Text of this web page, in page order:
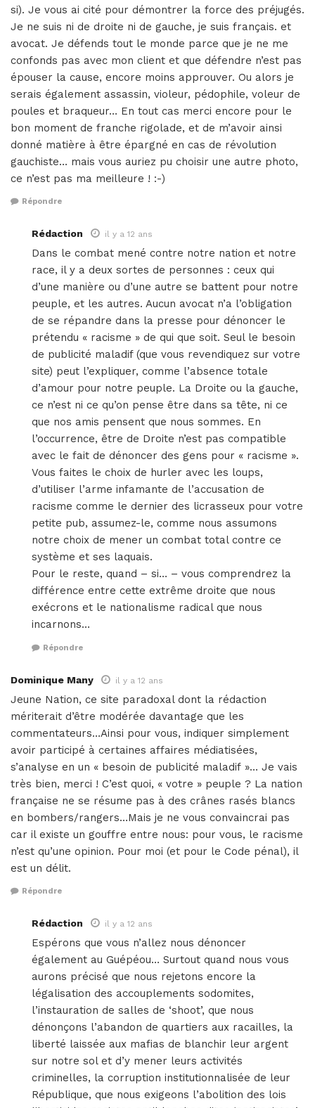
si). Je vous ai cité pour démontrer la force des préjugés.
Je ne suis ni de droite ni de gauche, je suis français. et
avocat. Je défends tout le monde parce que je ne me
confonds pas avec mon client et que défendre n’est pas
épouser la cause, encore moins approuver. Ou alors je
serais également assassin, violeur, pédophile, voleur de
poules et braqueur… En tout cas merci encore pour le
bon moment de franche rigolade, et de m’avoir ainsi
donné matière à être épargné en cas de révolution
gauchiste… mais vous auriez pu choisir une autre photo,
ce n’est pas ma meilleure ! :-)
Répondre
Rédaction il y a 12 ans
Dans le combat mené contre notre nation et notre
race, il y a deux sortes de personnes : ceux qui
d’une manière ou d’une autre se battent pour notre
peuple, et les autres. Aucun avocat n’a l’obligation
de se répandre dans la presse pour dénoncer le
prétendu « racisme » de qui que soit. Seul le besoin
de publicité maladif (que vous revendiquez sur votre
site) peut l’expliquer, comme l’absence totale
d’amour pour notre peuple. La Droite ou la gauche,
ce n’est ni ce qu’on pense être dans sa tête, ni ce
que nos amis pensent que nous sommes. En
l’occurrence, être de Droite n’est pas compatible
avec le fait de dénoncer des gens pour « racisme ».
Vous faites le choix de hurler avec les loups,
d’utiliser l’arme infamante de l’accusation de
racisme comme le dernier des licrasseux pour votre
petite pub, assumez-le, comme nous assumons
notre choix de mener un combat total contre ce
système et ses laquais.
Pour le reste, quand – si… – vous comprendrez la
différence entre cette extrême droite que nous
exécrons et le nationalisme radical que nous
incarnons…
Répondre
Dominique Many il y a 12 ans
Jeune Nation, ce site paradoxal dont la rédaction
mériterait d’être modérée davantage que les
commentateurs…Ainsi pour vous, indiquer simplement
avoir participé à certaines affaires médiatisées,
s’analyse en un « besoin de publicité maladif »… Je vais
très bien, merci ! C’est quoi, « votre » peuple ? La nation
française ne se résume pas à des crânes rasés blancs
en bombers/rangers…Mais je ne vous convaincrai pas
car il existe un gouffre entre nous: pour vous, le racisme
n’est qu’une opinion. Pour moi (et pour le Code pénal), il
est un délit.
Répondre
Rédaction il y a 12 ans
Espérons que vous n’allez nous dénoncer
également au Guépéou… Surtout quand nous vous
aurons précisé que nous rejetons encore la
légalisation des accouplements sodomites,
l’instauration de salles de ‘shoot’, que nous
dénonçons l’abandon de quartiers aux racailles, la
liberté laissée aux mafias de blanchir leur argent
sur notre sol et d’y mener leurs activités
criminelles, la corruption institutionnalisée de leur
République, que nous exigeons l’abolition des lois